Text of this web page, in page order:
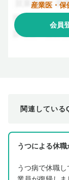
産業医・保
会員
関連している
うつ病で休職し